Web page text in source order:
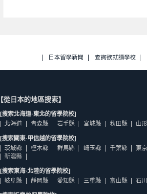
日本留學新聞 查詢欲就讀學校
【從日本的地區搜索】
[搜索北海道·東北的留學院校]
北海道
青森縣 岩手縣 宮城縣 秋田縣 山
[搜索關東·甲信越的留學院校]
茨城縣
櫪木縣 群馬縣 崎玉縣 千葉縣 東
新瀉縣
[搜索東海·北陸的留學院校]
岐阜縣
靜岡縣 愛知縣 三重縣 富山縣 石